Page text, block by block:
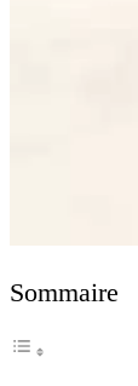
Sommaire